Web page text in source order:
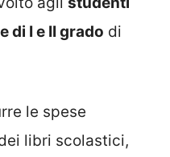
di I e II grado di
le spese
libri scolastici,